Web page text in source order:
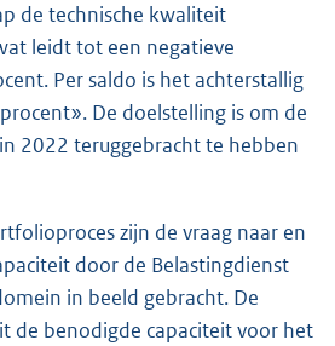
de technische kwaliteit
leidt tot een negatieve
Per saldo is het achterstallig
De doelstelling is om de
2022 teruggebracht te hebben
zijn de vraag naar en
door de Belastingdienst
in beeld gebracht. De
de benodigde capaciteit voor het